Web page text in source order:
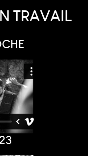
TRAVAIL